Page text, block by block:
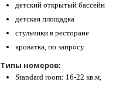
детский открытый бассейн
детская площадка
стульчики в ресторане
кроватка, по запросу
Типы номеров:
Standard room: 16-22 кв.м,